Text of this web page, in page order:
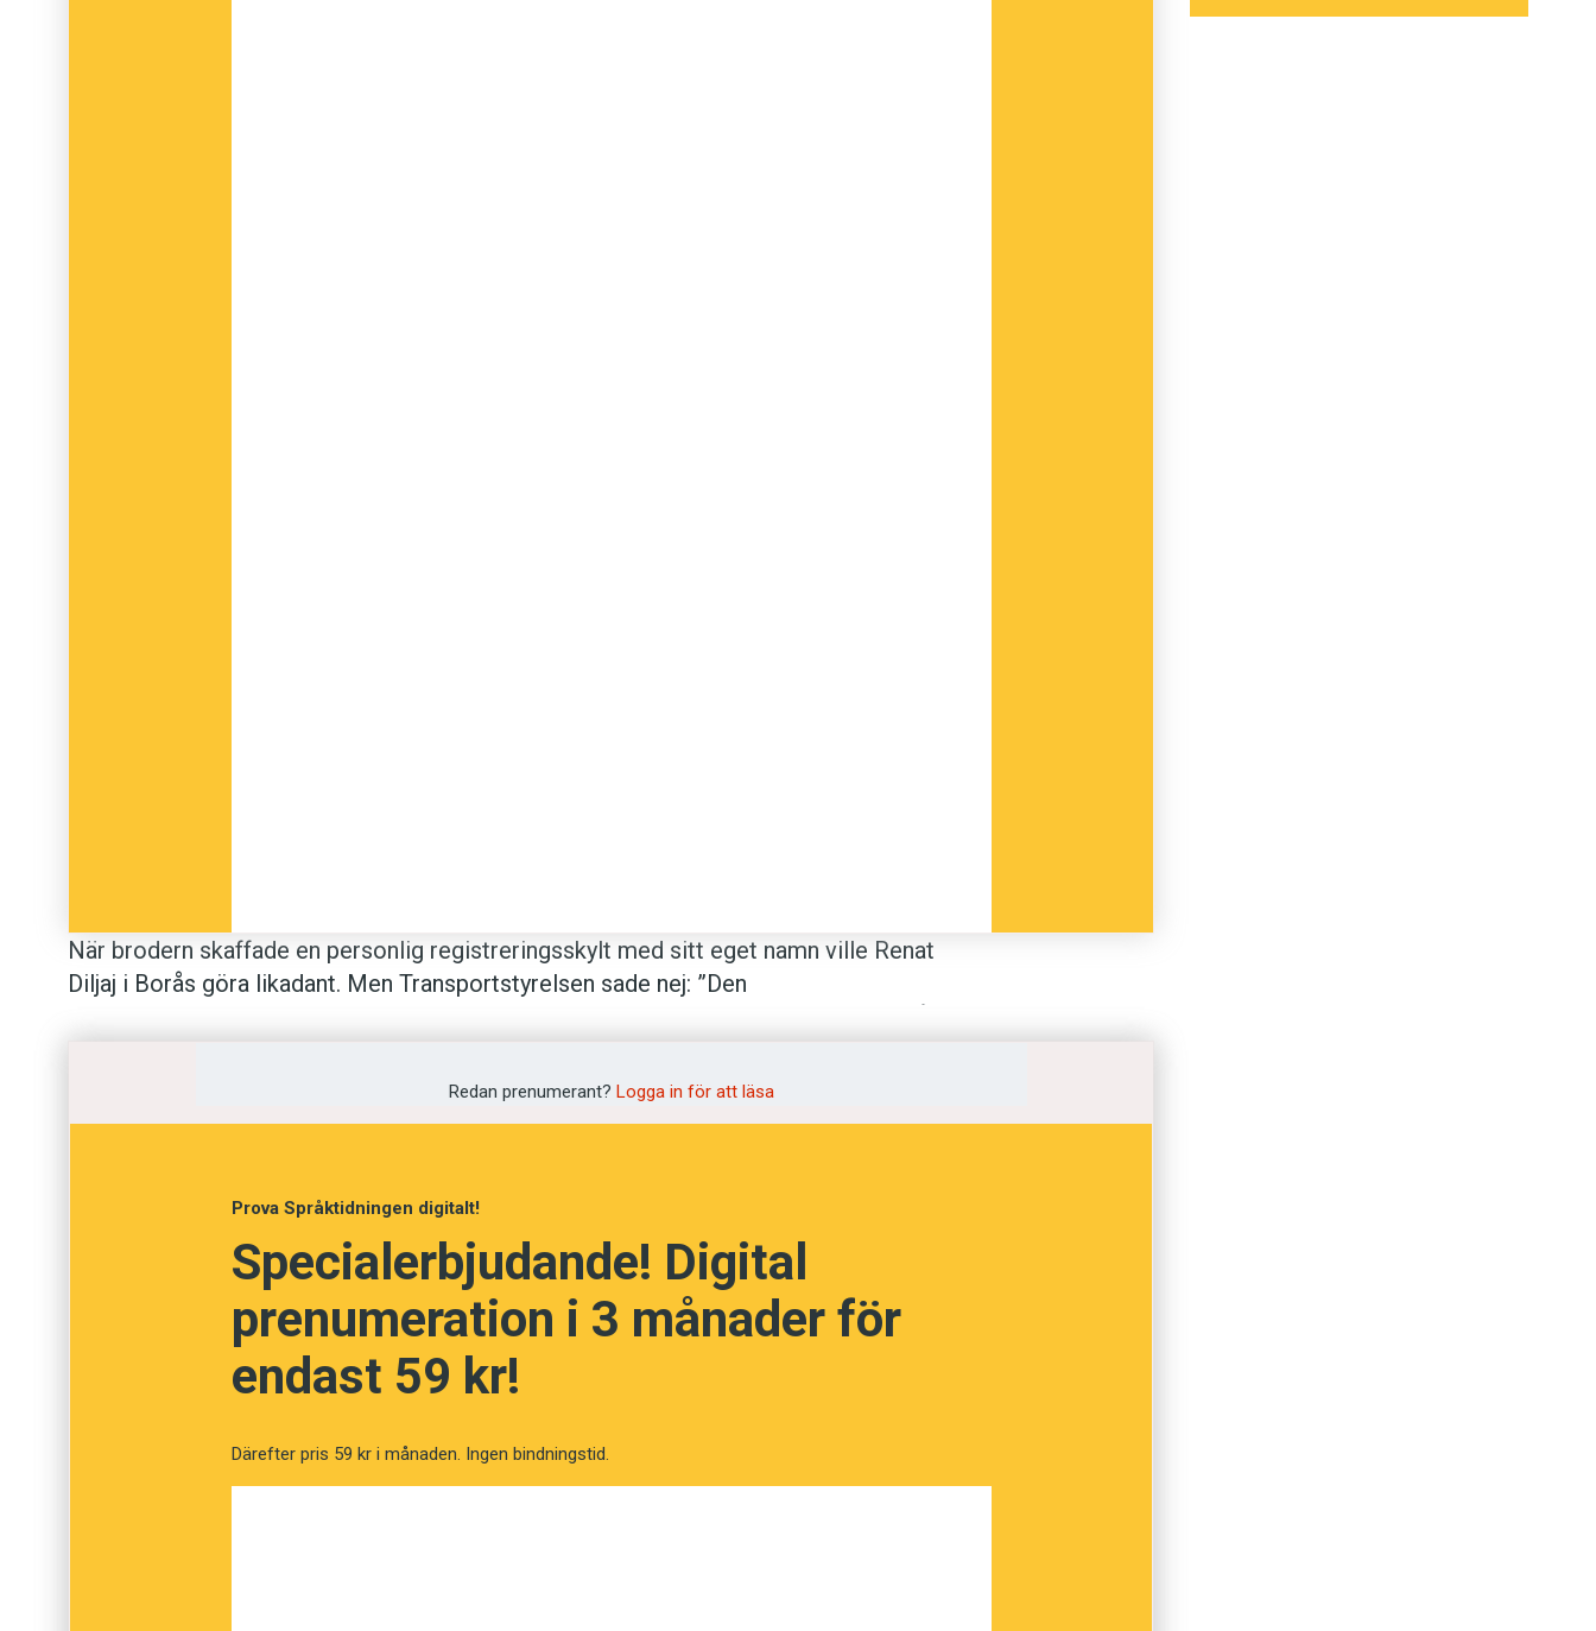
När brodern skaffade en personlig registreringsskylt med sitt eget namn ville Renat
Diljaj i Borås göra likadant. Men Transportstyrelsen sade nej: ”Den
också är namnet på en brännvinssort. Inga personliga registreringsskyltar som syftar
Redan prenumerant? Logga in för att läsa
Prova Språktidningen digitalt!
Specialerbjudande! Digital
prenumeration i 3 månader för
endast 59 kr!
Därefter pris 59 kr i månaden. Ingen bindningstid.